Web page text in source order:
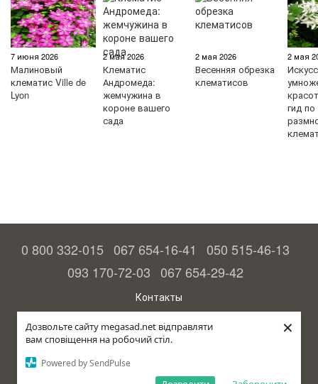
Дозвольте сайту megasad.net відправляти
вам сповіщення на робочий стіл.
Powered by SendPulse
×
7 июня 2026
Малиновый
клематис Ville de
Lyon
2 мая 2026
Клематис
Андромеда:
жемчужина в
короне вашего
сада
2 мая 2026
Весенняя обрезка
клематисов
2 мая
гид по
0 800 332-015 067 654-16-41
050 515-46-13
093 170-72-03 067 654-29-42
Контакты
Полная версия сайта
© 2015—2026
Megasad - гарантия высокого урожая